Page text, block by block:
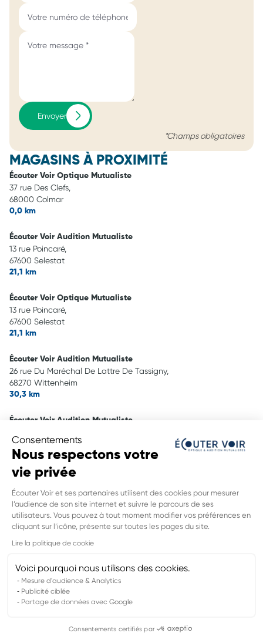
Consentements
Nous respectons votre
vie privée
Écouter Voir et ses partenaires utilisent des cookies pour mesurer
l’audience de son site internet et suivre le parcours de ses
utilisateurs. Vous pouvez à tout moment modifier vos préférences en
cliquant sur l’icône, présente sur toutes les pages du site.
Lire la politique de cookie
Voici pourquoi nous utilisons des cookies.
Mesure d'audience & Analytics
Publicité ciblée
Partage de données avec Google
Consentements certifiés par
Envoyer
*Champs obligatoires
MAGASINS À PROXIMITÉ
Écouter Voir Optique Mutualiste
37 rue Des Clefs,
68000 Colmar
0,0 km
Écouter Voir Audition Mutualiste
13 rue Poincaré,
67600 Selestat
21,1 km
Écouter Voir Optique Mutualiste
13 rue Poincaré,
67600 Selestat
21,1 km
Écouter Voir Audition Mutualiste
26 rue Du Maréchal De Lattre De Tassigny,
68270 Wittenheim
30,3 km
Écouter Voir Audition Mutualiste
68800 Thann
35,4 km
Écouter Voir Optique Mutualiste
122 rue De La 1Ère Armée,
68800 Thann
35,4 km
INFORMATIONS LÉGALES DE CE
POINT DE VENTE
Nom du groupement : MUTUALITE FRANCAISE ALSACE
Adresse mail DPO : delegue.rgpd@mf-alsace.com